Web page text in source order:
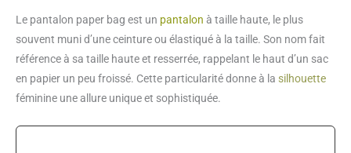
Le pantalon paper bag est un pantalon à taille haute, le plus
souvent muni d’une ceinture ou élastiqué à la taille. Son nom fait
référence à sa taille haute et resserrée, rappelant le haut d’un sac
en papier un peu froissé. Cette particularité donne à la silhouette
féminine une allure unique et sophistiquée.